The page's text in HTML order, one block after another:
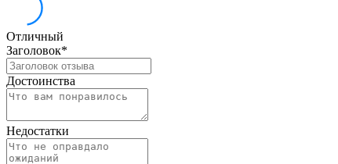
Отличный
Заголовок*
Достоинства
Недостатки